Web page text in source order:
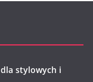
stylowych i